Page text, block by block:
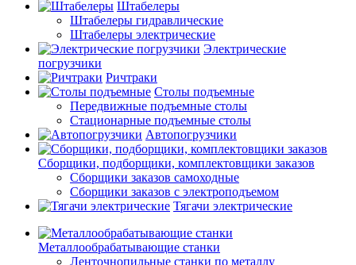
Штабелеры
Штабелеры гидравлические
Штабелеры электрические
Электрические
погрузчики
Ричтраки
Столы подъемные
Передвижные подъемные столы
Стационарные подъемные столы
Автопогрузчики
Сборщики, подборщики, комплектовщики заказов
Сборщики заказов самоходные
Сборщики заказов с электроподъемом
Тягачи электрические
Металлообрабатывающие станки
Ленточнопильные станки по металлу